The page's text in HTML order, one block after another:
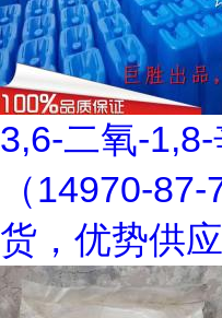
3,6-二氧-
（14970-
货，优势供应